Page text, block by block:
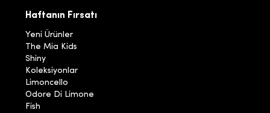
Haftanın Fırsatı
Yeni Ürünler
The Mia Kids
Shiny
Koleksiyonlar
Limoncello
Odore Di Limone
Fish